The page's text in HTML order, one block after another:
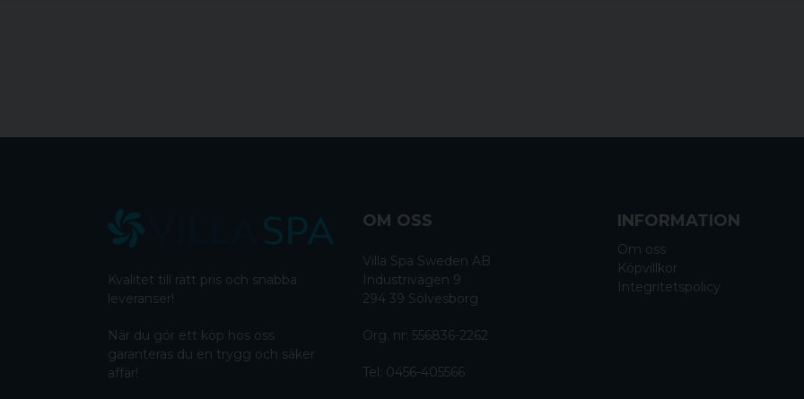
Kvalitet till rätt pris och snabba
leveranser!
När du gör ett köp hos oss
garanteras du en trygg och säker
affär!
OM OSS
Villa Spa Sweden AB
Industrivägen 9
294 39 Sölvesborg
Org. nr: 556836-2262
Tel: 0456-405566
INFORMATION
Om oss
Köpvillkor
Integritetspolicy